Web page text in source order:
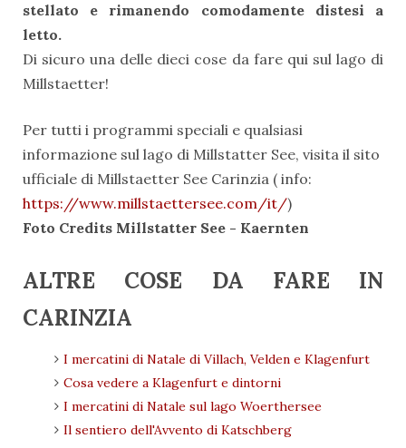
stellato e rimanendo comodamente distesi a
letto.
Di sicuro una delle dieci cose da fare qui sul lago di
Millstaetter!
Per tutti i programmi speciali e qualsiasi
informazione sul lago di Millstatter See, visita il sito
ufficiale di Millstaetter See Carinzia ( info:
https://www.millstaettersee.com/it/)
Foto Credits Millstatter See - Kaernten
ALTRE COSE DA FARE IN
CARINZIA
I mercatini di Natale di Villach, Velden e Klagenfurt
Cosa vedere a Klagenfurt e dintorni
I mercatini di Natale sul lago Woerthersee
Il sentiero dell'Avvento di Katschberg